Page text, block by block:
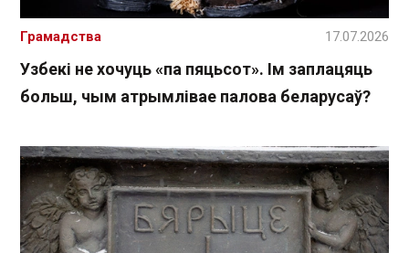
Узбекі не хочуць «па пяцьсот». Ім заплацяць
больш, чым атрымлівае палова беларусаў?
Грамадства 17.07.2026